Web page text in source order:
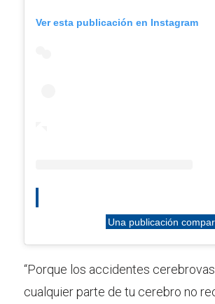
Ver esta publicación en Instagram
Una publicación
“Porque los accidentes
cualquier parte de tu cerebro no